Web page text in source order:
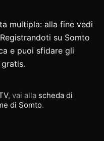
multipla: alla fine vedi
su Somto
e puoi sfidare gli
, vai alla scheda di
di Somto.